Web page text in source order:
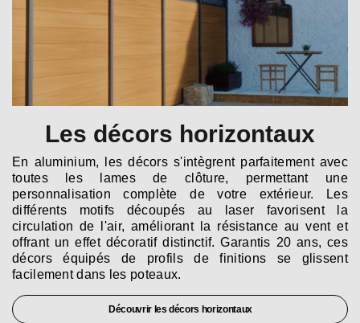
Les décors horizontaux
En aluminium, les décors s'intègrent parfaitement avec
toutes les lames de clôture, permettant une
personnalisation complète de votre extérieur. Les
différents motifs découpés au laser favorisent la
circulation de l'air, améliorant la résistance au vent et
offrant un effet décoratif distinctif. Garantis 20 ans, ces
décors équipés de profils de finitions se glissent
facilement dans les poteaux.
Découvrir les décors horizontaux